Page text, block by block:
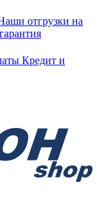
отгрузки на
Кредит и